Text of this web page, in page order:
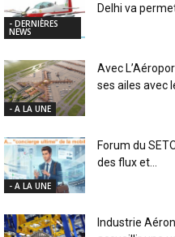
- DERNIÈRES
NEWS
Delhi va
- A LA UNE
Avec
ses ailes avec
- A LA UNE
Forum du
des flux et...
Industrie